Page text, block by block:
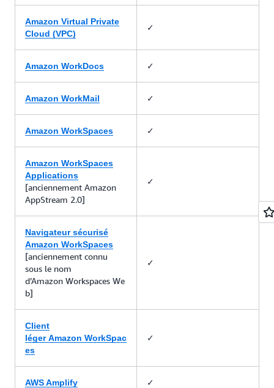
Amazon Virtual Private
Cloud (VPC)
✓
Amazon WorkDocs ✓
Amazon WorkMail ✓
Amazon WorkSpaces ✓
Amazon WorkSpaces
Applications
[anciennement Amazon
AppStream 2.0]
✓
Navigateur sécurisé
Amazon WorkSpaces
[anciennement connu
sous le nom
d’Amazon Workspaces We
b]
✓
Client
léger Amazon WorkSpac
es
✓
AWS Amplify ✓